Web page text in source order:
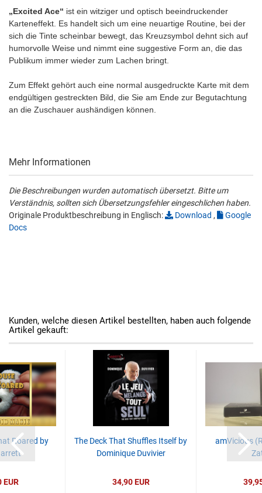
„Excited Ace“ ist ein witziger und optisch beeindruckender
Karteneffekt. Es handelt sich um eine neuartige Routine, bei der
sich die Tinte scheinbar bewegt, das Kreuzsymbol dehnt sich auf
humorvolle Weise und nimmt eine suggestive Form an, die das
Publikum immer wieder zum Lachen bringt.
Zum Effekt gehört auch eine normal ausgedruckte Karte mit dem
endgültigen gestreckten Bild, die Sie am Ende zur Begutachtung
an die Zuschauer aushändigen können.
Mehr Informationen
Die Beschreibungen wurden automatisch übersetzt. Bitte um
Verständnis, sollten sich Übersetzungsfehler eingeschlichen haben.
Originale Produktbeschreibung in Englisch:
Download ,
Google
Docs
Kunden, welche diesen Artikel bestellten, haben auch folgende
Artikel gekauft:
Roared by
EUR
The Deck That Shuffles Itself by
Dominique Duvivier
34,90 EUR
amVicious